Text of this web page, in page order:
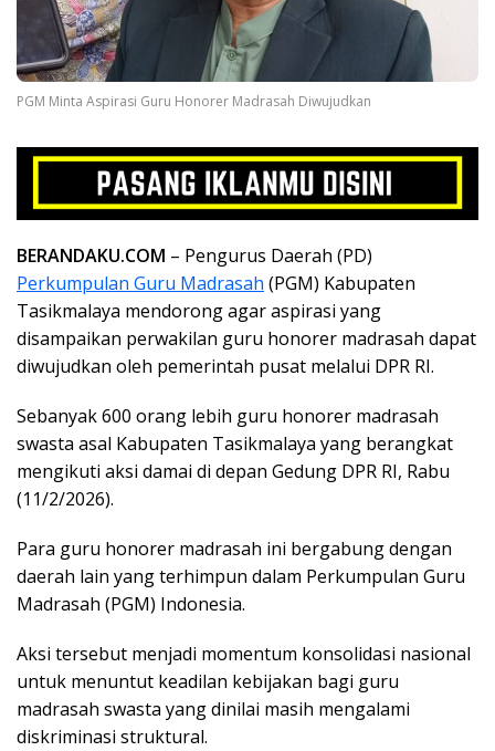
PGM Minta Aspirasi Guru Honorer Madrasah Diwujudkan
BERANDAKU.COM – Pengurus Daerah (PD)
Perkumpulan Guru Madrasah (PGM) Kabupaten
Tasikmalaya mendorong agar aspirasi yang
disampaikan perwakilan guru honorer madrasah dapat
diwujudkan oleh pemerintah pusat melalui DPR RI.
Sebanyak 600 orang lebih guru honorer madrasah
swasta asal Kabupaten Tasikmalaya yang berangkat
mengikuti aksi damai di depan Gedung DPR RI, Rabu
(11/2/2026).
Para guru honorer madrasah ini bergabung dengan
daerah lain yang terhimpun dalam Perkumpulan Guru
Madrasah (PGM) Indonesia.
Aksi tersebut menjadi momentum konsolidasi nasional
untuk menuntut keadilan kebijakan bagi guru
madrasah swasta yang dinilai masih mengalami
diskriminasi struktural.